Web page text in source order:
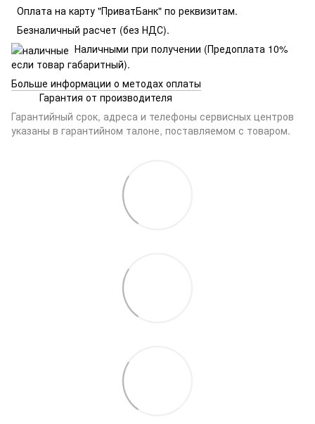
Оплата на карту "ПриватБанк" по реквизитам.
Безналичный расчет (без НДС).
Наличными при получении (Предоплата 10%
если товар габаритный).
Больше информации о методах оплаты
Гарантия от производителя
Гарантийный срок, адреса и телефоны сервисных центров
указаны в гарантийном талоне, поставляемом с товаром.